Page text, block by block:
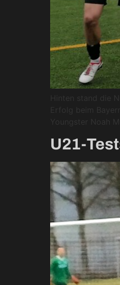
Hinten stand die
Erfolg beim
Youngster Noah
U21-